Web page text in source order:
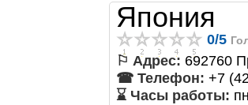
Япония
0/5
⚐ Адрес: 692760
☎ Телефон: +7
⌛ Часы работы: